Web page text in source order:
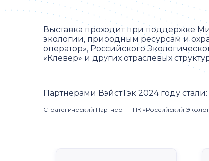
Выставка проходит при поддержке
экологии, природным ресурсам и
оператор», Российского
«Клевер» и других отраслевых
Партнерами ВэйстТэк 2024 году стали:
Стратегический Партнер - ППК «Российский